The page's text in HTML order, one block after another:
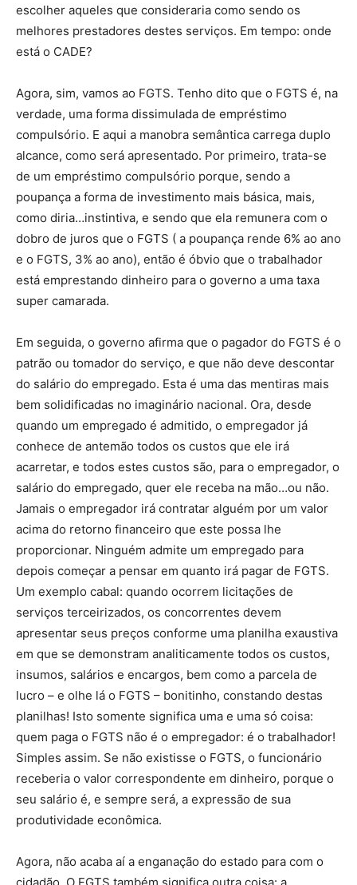
escolher aqueles que consideraria como sendo os
melhores prestadores destes serviços. Em tempo: onde
está o CADE?
Agora, sim, vamos ao FGTS. Tenho dito que o FGTS é, na
verdade, uma forma dissimulada de empréstimo
compulsório. E aqui a manobra semântica carrega duplo
alcance, como será apresentado. Por primeiro, trata-se
de um empréstimo compulsório porque, sendo a
poupança a forma de investimento mais básica, mais,
como diria…instintiva, e sendo que ela remunera com o
dobro de juros que o FGTS ( a poupança rende 6% ao ano
e o FGTS, 3% ao ano), então é óbvio que o trabalhador
está emprestando dinheiro para o governo a uma taxa
super camarada.
Em seguida, o governo afirma que o pagador do FGTS é o
patrão ou tomador do serviço, e que não deve descontar
do salário do empregado. Esta é uma das mentiras mais
bem solidificadas no imaginário nacional. Ora, desde
quando um empregado é admitido, o empregador já
conhece de antemão todos os custos que ele irá
acarretar, e todos estes custos são, para o empregador, o
salário do empregado, quer ele receba na mão…ou não.
Jamais o empregador irá contratar alguém por um valor
acima do retorno financeiro que este possa lhe
proporcionar. Ninguém admite um empregado para
depois começar a pensar em quanto irá pagar de FGTS.
Um exemplo cabal: quando ocorrem licitações de
serviços terceirizados, os concorrentes devem
apresentar seus preços conforme uma planilha exaustiva
em que se demonstram analiticamente todos os custos,
insumos, salários e encargos, bem como a parcela de
lucro – e olhe lá o FGTS – bonitinho, constando destas
planilhas! Isto somente significa uma e uma só coisa:
quem paga o FGTS não é o empregador: é o trabalhador!
Simples assim. Se não existisse o FGTS, o funcionário
receberia o valor correspondente em dinheiro, porque o
seu salário é, e sempre será, a expressão de sua
produtividade econômica.
Agora, não acaba aí a enganação do estado para com o